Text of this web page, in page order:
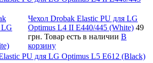
Чехол Drobak Elastic PU для LG
Optimus L4 II E440/445 (White) 49
грн. Товар есть в наличии В
корзину
PU для LG Optimus L5 E612 (Black)